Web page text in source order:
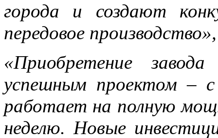
города и создают
передовое производство»,
«Приобретение
успешным проектом –
работает на полную
неделю. Новые